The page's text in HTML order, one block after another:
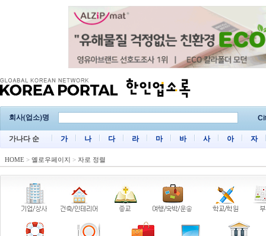
회사(업소)명
가나다 순 가 나 다 라 마 바 사 아 자
HOME > 옐로우페이지 > 자로 정렬